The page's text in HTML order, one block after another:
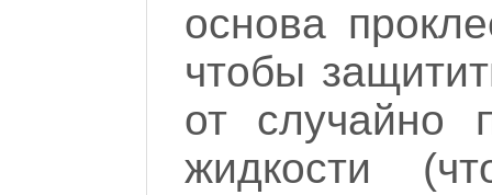
основа
чтобы
от случайно
жидкости